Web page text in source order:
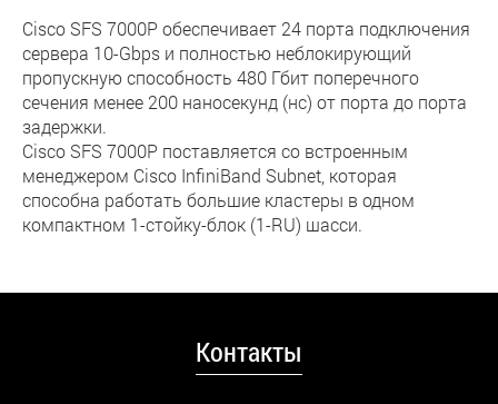
Cisco SFS 7000P обеспечивает 24 порта подключения
сервера 10-Gbps и полностью неблокирующий
пропускную способность 480 Гбит поперечного
сечения менее 200 наносекунд (нс) от порта до порта
задержки.
Cisco SFS 7000P поставляется со встроенным
менеджером Cisco InfiniBand Subnet, которая
способна работать большие кластеры в одном
компактном 1-стойку-блок (1-RU) шасси.
Контакты